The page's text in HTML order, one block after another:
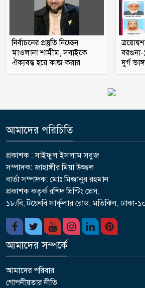
নির্বাচনের প্রস্তুতি নিচ্ছেন
মাওলানা শামীম, সবাইকে
ঐক্যবদ্ধ হয়ে কাজ করার
অহব্বান জানান
দুর্গ
আমাদের পরিচিতি
প্রকাশক : সাইফুল ইসলাম সবুজ
সম্পাদক: জাহাঙ্গীর মিয়া উজ্জল
বার্তা সম্পাদক: মোঃ মিজানুর রহমান
প্রকাশক কতৃর্ক রশিদ প্রিন্টিং প্রেস,
১৮/বি, টয়েনবি সার্কুলার রোড, মতিঝিল, ঢাকা-
আমাদের সম্পর্কে
আমাদের পরিবার
গোপনীয়তার নীতি